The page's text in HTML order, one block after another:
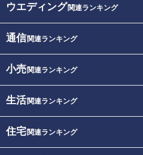
ウエディング関連ランキング
通信関連ランキング
小売関連ランキング
生活関連ランキング
住宅関連ランキング